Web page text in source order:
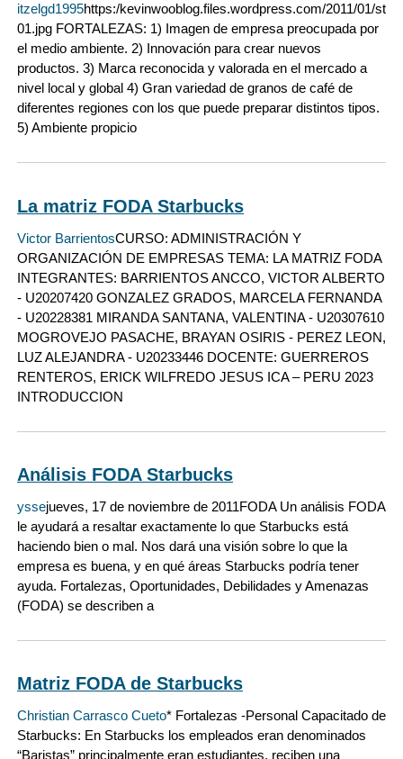
itzelgd1995https:/kevinwooblog.files.wordpress.com/2011/01/
01.jpg FORTALEZAS: 1) Imagen de empresa preocupada por
el medio ambiente. 2) Innovación para crear nuevos
productos. 3) Marca reconocida y valorada en el mercado a
nivel local y global 4) Gran variedad de granos de café de
diferentes regiones con los que puede preparar distintos tipos.
5) Ambiente propicio
La matriz FODA Starbucks
Victor BarrientosCURSO: ADMINISTRACIÓN Y
ORGANIZACIÓN DE EMPRESAS TEMA: LA MATRIZ FODA
INTEGRANTES: BARRIENTOS ANCCO, VICTOR ALBERTO
- U20207420 GONZALEZ GRADOS, MARCELA FERNANDA
- U20228381 MIRANDA SANTANA, VALENTINA - U20307610
MOGROVEJO PASACHE, BRAYAN OSIRIS - PEREZ LEON,
LUZ ALEJANDRA - U20233446 DOCENTE: GUERREROS
RENTEROS, ERICK WILFREDO JESUS ICA – PERU 2023
INTRODUCCION
Análisis FODA Starbucks
yssejueves, 17 de noviembre de 2011FODA Un análisis FODA
le ayudará a resaltar exactamente lo que Starbucks está
haciendo bien o mal. Nos dará una visión sobre lo que la
empresa es buena, y en qué áreas Starbucks podría tener
ayuda. Fortalezas, Oportunidades, Debilidades y Amenazas
(FODA) se describen a
Matriz FODA de Starbucks
Christian Carrasco Cueto* Fortalezas -Personal Capacitado de
Starbucks: En Starbucks los empleados eran denominados
“Baristas” principalmente eran estudiantes, reciben una